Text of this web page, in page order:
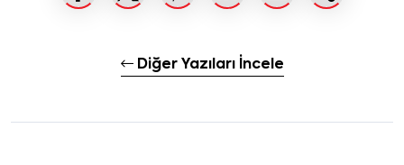
Diğer Yazıları İncele